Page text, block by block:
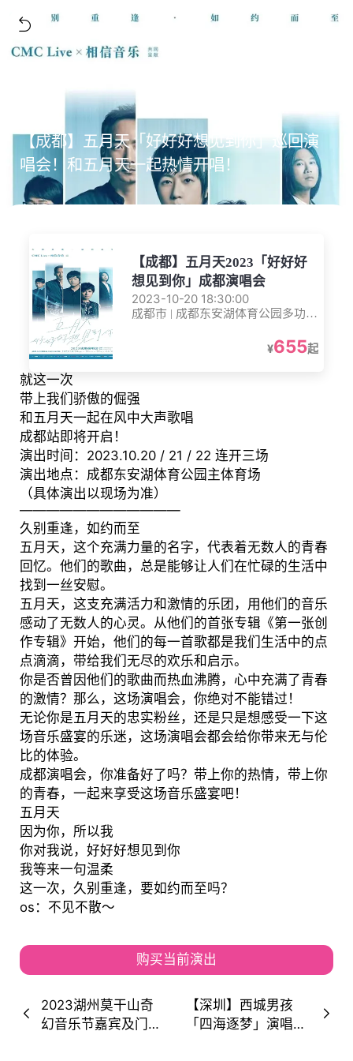
【成都】五月天「好好好想见到你」巡回演
唱会！和五月天一起热情开唱！
【成都】五月天2023「好好好
想见到你」成都演唱会
2023-10-20 18:30:00
成都市 | 成都东安湖体育公园多功能
¥655起
就这一次
带上我们骄傲的倔强
和五月天一起在风中大声歌唱
成都站即将开启！
演出时间：2023.10.20 / 21 / 22 连开三场
演出地点：成都东安湖体育公园主体育场
（具体演出以现场为准）
————————————
久别重逢，如约而至
五月天，这个充满力量的名字，代表着无数人的青春
回忆。他们的歌曲，总是能够让人们在忙碌的生活中
找到一丝安慰。
五月天，这支充满活力和激情的乐团，用他们的音乐
感动了无数人的心灵。从他们的首张专辑《第一张创
作专辑》开始，他们的每一首歌都是我们生活中的点
点滴滴，带给我们无尽的欢乐和启示。
你是否曾因他们的歌曲而热血沸腾，心中充满了青春
的激情？那么，这场演唱会，你绝对不能错过！
无论你是五月天的忠实粉丝，还是只是想感受一下这
场音乐盛宴的乐迷，这场演唱会都会给你带来无与伦
比的体验。
成都演唱会，你准备好了吗？带上你的热情，带上你
的青春，一起来享受这场音乐盛宴吧！
五月天
因为你，所以我
你对我说，好好好想见到你
我等来一句温柔
这一次，久别重逢，要如约而至吗？
os：不见不散～
购买当前演出
2023湖州莫干山奇
幻音乐节嘉宾及门票
【深圳】西城男孩
「四海逐梦」演唱会